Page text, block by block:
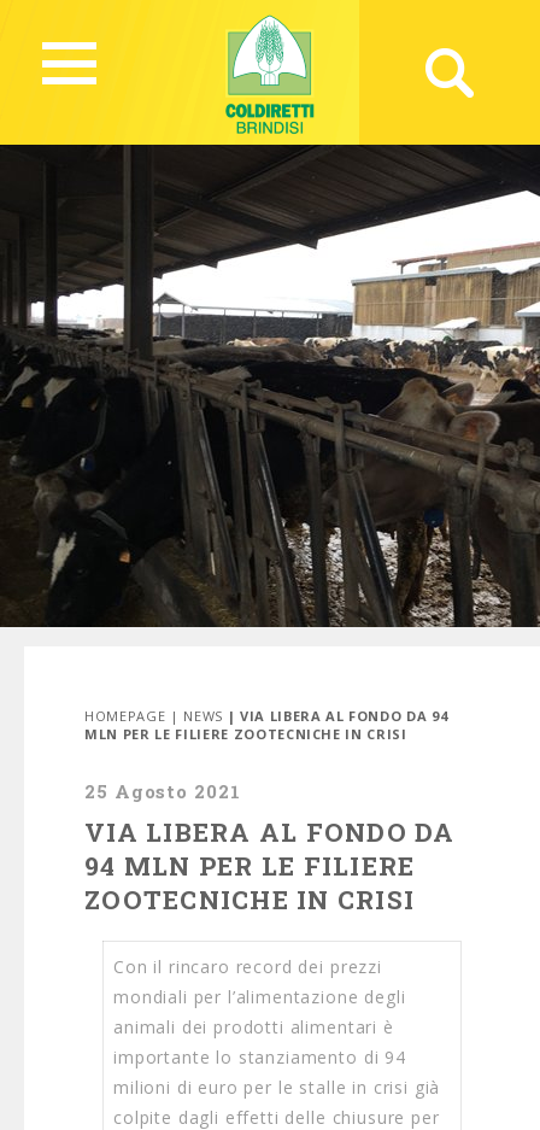
HOMEPAGE | NEWS | VIA LIBERA AL FONDO DA 94
MLN PER LE FILIERE ZOOTECNICHE IN CRISI
25 Agosto 2021
VIA LIBERA AL FONDO DA
94 MLN PER LE FILIERE
ZOOTECNICHE IN CRISI
Con il rincaro record dei prezzi
mondiali per l’alimentazione degli
animali dei prodotti alimentari è
importante lo stanziamento di 94
milioni di euro per le stalle in crisi già
colpite dagli effetti delle chiusure per